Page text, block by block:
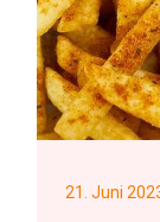
21. Juni